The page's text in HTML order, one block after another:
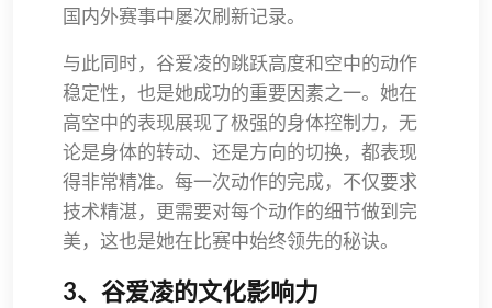
国内外赛事中屡次刷新记录。
与此同时，谷爱凌的跳跃高度和空中的动作
稳定性，也是她成功的重要因素之一。她在
高空中的表现展现了极强的身体控制力，无
论是身体的转动、还是方向的切换，都表现
得非常精准。每一次动作的完成，不仅要求
技术精湛，更需要对每个动作的细节做到完
美，这也是她在比赛中始终领先的秘诀。
3、谷爱凌的文化影响力